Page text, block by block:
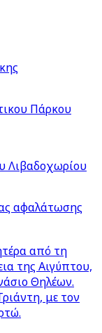
Πάρκου
Λιβαδοχωρίου
αφαλάτωσης
από τη
της Αιγύπτου,
Θηλέων.
με τον